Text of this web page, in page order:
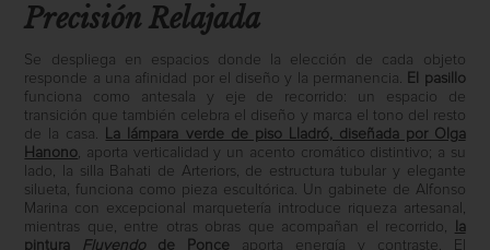
Precisión Relajada
Se despliega en espacios donde la elección de cada objeto
responde a una afinidad por el diseño y la permanencia. El pasillo
funciona como antesala y eje de recorrido: un espacio de
transición que también celebra el diseño y marca el tono del resto
de la casa.
La lámpara verde de piso Lladró, diseñada por Olga
Hanono, aporta verticalidad y un acento cromático distintivo; a su
lado, la silla Bahati de Arteriors, de estructura tubular y elegante
silueta, funciona como pieza escultórica. Un gabinete de Alfonso
Marina con excepcional marquetería introduce riqueza artesanal,
mientras que, entre otras obras que acompañan el recorrido,
la
pintura Fluyendode Ponce aporta energía y contraste. El